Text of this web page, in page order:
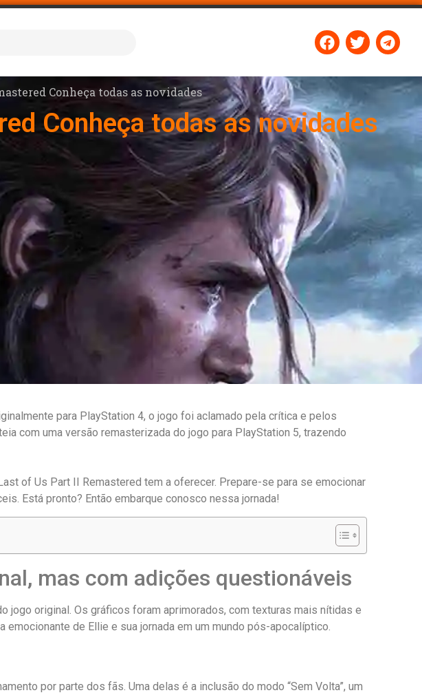
Conheça todas as novidades
Conheça todas as novidades
para PlayStation 4, o jogo foi aclamado pela crítica e pelos
com uma versão remasterizada do jogo para PlayStation 5, trazendo
of Us Part II Remastered tem a oferecer. Prepare-se para se emocionar
Está pronto? Então embarque conosco nessa jornada!
mas com adições questionáveis
jogo original. Os gráficos foram aprimorados, com texturas mais nítidas e
de Ellie e sua jornada em um mundo pós-apocalíptico.
por parte dos fãs. Uma delas é a inclusão do modo “Sem Volta”, um